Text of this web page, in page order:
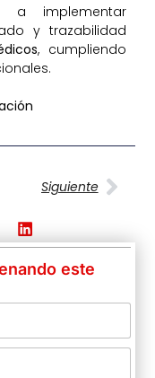
implementar
y trazabilidad
, cumpliendo
Siguiente
este